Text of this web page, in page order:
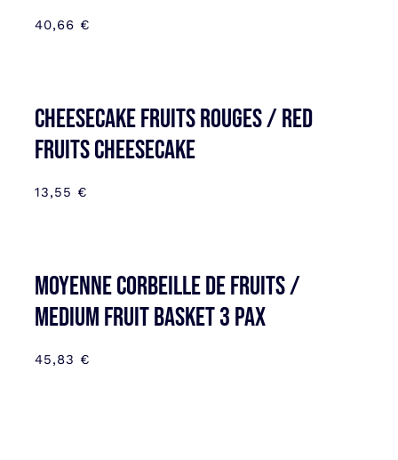
40,66 €
CHEESECAKE FRUITS ROUGES / RED
FRUITS CHEESECAKE
13,55 €
MOYENNE CORBEILLE DE FRUITS /
MEDIUM FRUIT BASKET 3 PAX
45,83 €